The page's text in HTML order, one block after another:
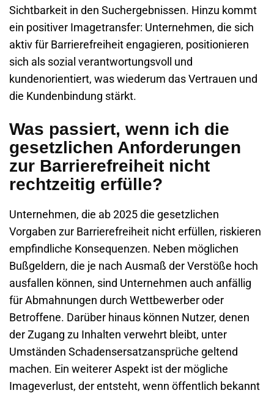
Sichtbarkeit in den Suchergebnissen. Hinzu kommt
ein positiver Imagetransfer: Unternehmen, die sich
aktiv für Barrierefreiheit engagieren, positionieren
sich als sozial verantwortungsvoll und
kundenorientiert, was wiederum das Vertrauen und
die Kundenbindung stärkt.
Was passiert, wenn ich die
gesetzlichen Anforderungen
zur Barrierefreiheit nicht
rechtzeitig erfülle?
Unternehmen, die ab 2025 die gesetzlichen
Vorgaben zur Barrierefreiheit nicht erfüllen, riskieren
empfindliche Konsequenzen. Neben möglichen
Bußgeldern, die je nach Ausmaß der Verstöße hoch
ausfallen können, sind Unternehmen auch anfällig
für Abmahnungen durch Wettbewerber oder
Betroffene. Darüber hinaus können Nutzer, denen
der Zugang zu Inhalten verwehrt bleibt, unter
Umständen Schadensersatzansprüche geltend
machen. Ein weiterer Aspekt ist der mögliche
Imageverlust, der entsteht, wenn öffentlich bekannt